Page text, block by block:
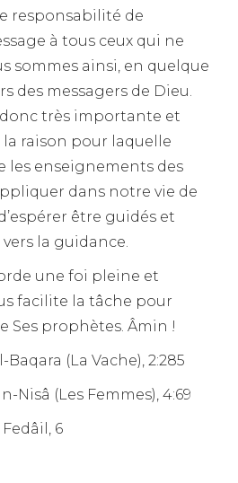
responsabilité de
à tous ceux qui ne
sommes ainsi, en quelque
des messagers de Dieu.
très importante et
la raison pour laquelle
les enseignements des
dans notre vie de
être guidés et
la guidance.
une foi pleine et
facilite la tâche pour
Ses prophètes. Âmin !
(La Vache), 2:285
(Les Femmes), 4:69
6